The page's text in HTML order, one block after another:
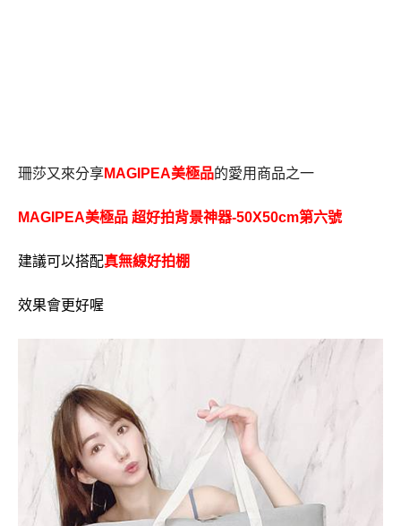
珊莎又來分享MAGIPEA美極品的愛用商品之一
MAGIPEA美極品 超好拍背景神器-50X50cm第六號
建議可以搭配真無線好拍棚
效果會更好喔